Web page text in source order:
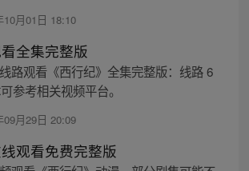
10月01日 18:10
全集完整版
路观看《西行纪》全集完整版：线路 6
参考相关视频平台。
09月29日 20:09
观看免费完整版